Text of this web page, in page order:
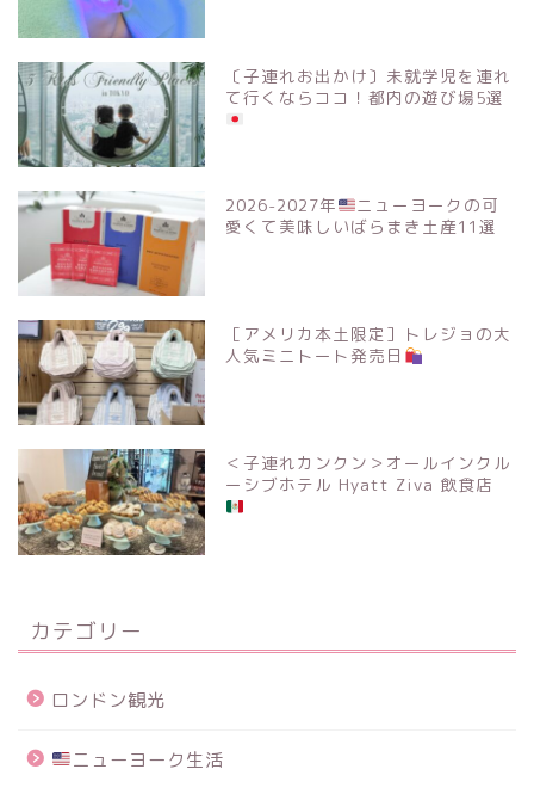
〔子連れお出かけ〕未就学児を連れ
て行くならココ！都内の遊び場5選
2026-2027年
ニューヨークの可
愛くて美味しいばらまき土産11選
［アメリカ本土限定］トレジョの大
人気ミニトート発売日
＜子連れカンクン＞オールインクル
ーシブホテル Hyatt Ziva 飲食店
カテゴリー
ロンドン観光
ニューヨーク生活